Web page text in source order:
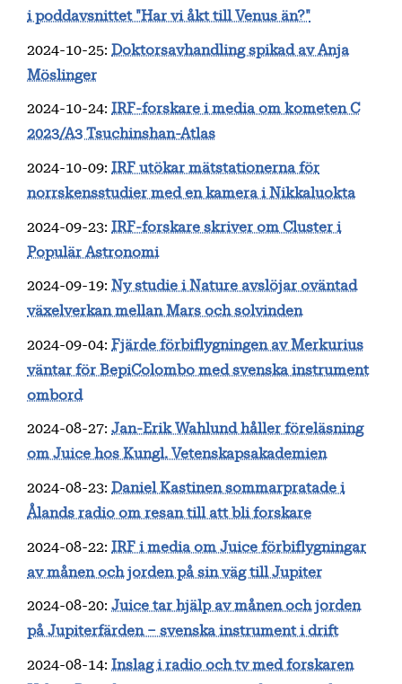
i poddavsnittet "Har vi åkt till Venus än?"
2024-10-25: Doktorsavhandling spikad av Anja
Möslinger
2024-10-24: IRF-forskare i media om kometen C
2023/A3 Tsuchinshan-Atlas
2024-10-09: IRF utökar mätstationerna för
norrskensstudier med en kamera i Nikkaluokta
2024-09-23: IRF-forskare skriver om Cluster i
Populär Astronomi
2024-09-19: Ny studie i Nature avslöjar oväntad
växelverkan mellan Mars och solvinden
2024-09-04: Fjärde förbiflygningen av Merkurius
väntar för BepiColombo med svenska instrument
ombord
2024-08-27: Jan-Erik Wahlund håller föreläsning
om Juice hos Kungl. Vetenskapsakademien
2024-08-23: Daniel Kastinen sommarpratade i
Ålands radio om resan till att bli forskare
2024-08-22: IRF i media om Juice förbiflygningar
av månen och jorden på sin väg till Jupiter
2024-08-20: Juice tar hjälp av månen och jorden
på Jupiterfärden – svenska instrument i drift
2024-08-14: Inslag i radio och tv med forskaren